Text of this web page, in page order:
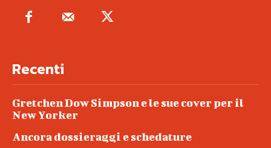
Recenti
Gretchen Dow Simpson e le sue cover per il
New Yorker
Ancora dossieraggi e schedature